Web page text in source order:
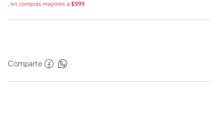
, en compras mayores a $999.
Comparte